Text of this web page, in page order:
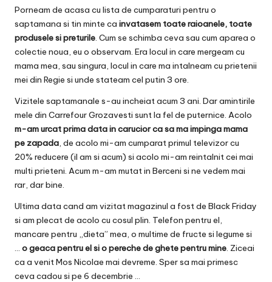
Porneam de acasa cu lista de cumparaturi pentru o
saptamana si tin minte ca invatasem toate raioanele, toate
produsele si preturile . Cum se schimba ceva sau cum aparea o
colectie noua, eu o observam. Era locul in care mergeam cu
mama mea, sau singura, locul in care ma intalneam cu prietenii
mei din Regie si unde stateam cel putin 3 ore.
Vizitele saptamanale s-au incheiat acum 3 ani. Dar amintirile
mele din CarrefourGrozavesti sunt la fel de puternice. Acolo
m-am urcat prima data in carucior ca sa ma impinga mama
pe zapada , de acolo mi-am cumparat primul televizor cu
20% reducere (il am si acum) si acolo mi-am reintalnit cei mai
multi prieteni. Acum m-am mutat in Berceni si ne vedem mai
rar, dar bine.
Ultima data cand am vizitat magazinul a fost de Black Friday
si am plecat de acolo cu cosul plin. Telefon pentru el,
mancare pentru „dieta” mea, o multime de fructe si legume si
o geaca pentru el si o pereche de ghete pentru mine . Ziceai
ca a venit Mos Nicolae mai devreme. Sper sa mai primesc
ceva cadou si pe 6 decembrie …